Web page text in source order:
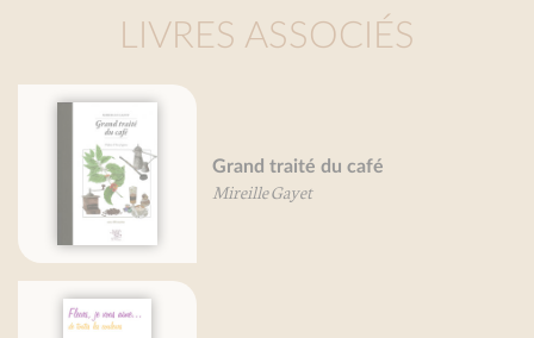
LIVRES ASSOCIÉS
Grand traité du café
Mireille Gayet